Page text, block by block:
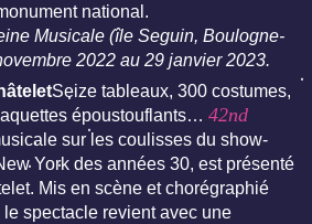
national.
Musicale (île Seguin, Boulogne-
2022 au 29 janvier 2023.
Seize tableaux, 300 costumes,
époustouflants… 42nd
sur les coulisses du show-
York des années 30, est présenté
Mis en scène et chorégraphié
le spectacle revient avec une